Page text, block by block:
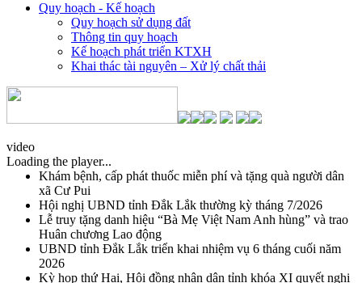
Quy hoạch - Kế hoạch
Quy hoạch sử dụng đất
Thông tin quy hoạch
Kế hoạch phát triển KTXH
Khai thác tài nguyên – Xử lý chất thải
video
Loading the player...
Khám bệnh, cấp phát thuốc miễn phí và tặng quà người dân
xã Cư Pui
Hội nghị UBND tỉnh Đắk Lắk thường kỳ tháng 7/2026
Lễ truy tặng danh hiệu “Bà Mẹ Việt Nam Anh hùng” và trao
Huân chương Lao động
UBND tỉnh Đắk Lắk triển khai nhiệm vụ 6 tháng cuối năm
2026
Kỳ họp thứ Hai, Hội đồng nhân dân tỉnh khóa XI quyết nghị